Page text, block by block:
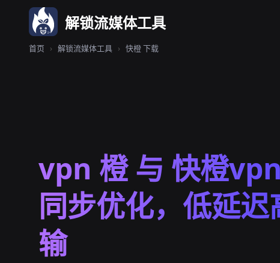
解锁流媒体工具
首页 › 解锁流媒体工具 › 快橙 下载
vpn 橙 与 快橙
同步优化，低延迟
输